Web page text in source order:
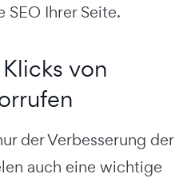
SEO Ihrer Seite.
von
der Verbesserung der
auch eine wichtige